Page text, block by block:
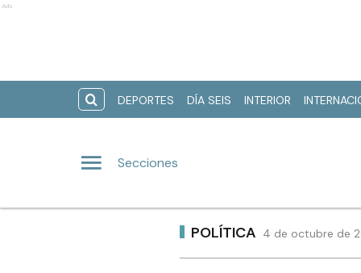
Ads
DEPORTES DÍA SEIS INTERIOR
Secciones
POLÍTICA 4 de octubre de